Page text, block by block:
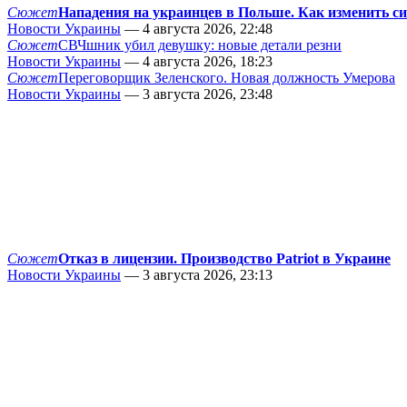
СюжетНападения на украинцев в Польше. Как изменить
Новости Украины — 4 августа 2026, 22:48
СюжетСВЧшник убил девушку: новые детали резни
Новости Украины — 4 августа 2026, 18:23
СюжетПереговорщик Зеленского. Новая должность Умерова
Новости Украины — 3 августа 2026, 23:48
СюжетОтказ в лицензии. Производство Patriot в Украине
Новости Украины — 3 августа 2026, 23:13